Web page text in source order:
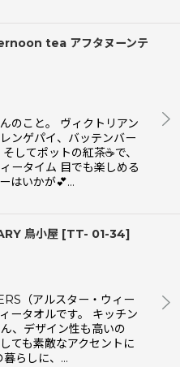
tea アフタヌーンテ
のこと。 ヴィクトリアン
ンゲパイ、バッテンバー
してポットの紅茶☕で、
ータイム 目でも楽しめる
はいかが💕…
鳥小屋 [TT- 01-34]
（アルスター・ウィー
ータオルです。 キッチン
、デザイン性も高いの
ても素敵なアクセントに
暮らしに、…